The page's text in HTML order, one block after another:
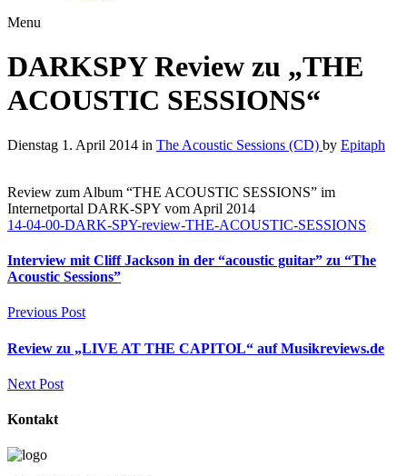
Menu
DARKSPY Review zu „THE
ACOUSTIC SESSIONS“
Dienstag 1. April 2014 in The Acoustic Sessions (CD) by Epitaph
Review zum Album “THE ACOUSTIC SESSIONS” im
Internetportal DARK-SPY vom April 2014
14-04-00-DARK-SPY-review-THE-ACOUSTIC-SESSIONS
Interview mit Cliff Jackson in der “acoustic guitar” zu “The
Acoustic Sessions”
Previous Post
Review zu „LIVE AT THE CAPITOL“ auf Musikreviews.de
Next Post
Kontakt